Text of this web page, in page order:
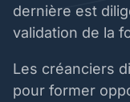
dernière est
validation de la
Les créanciers
pour former